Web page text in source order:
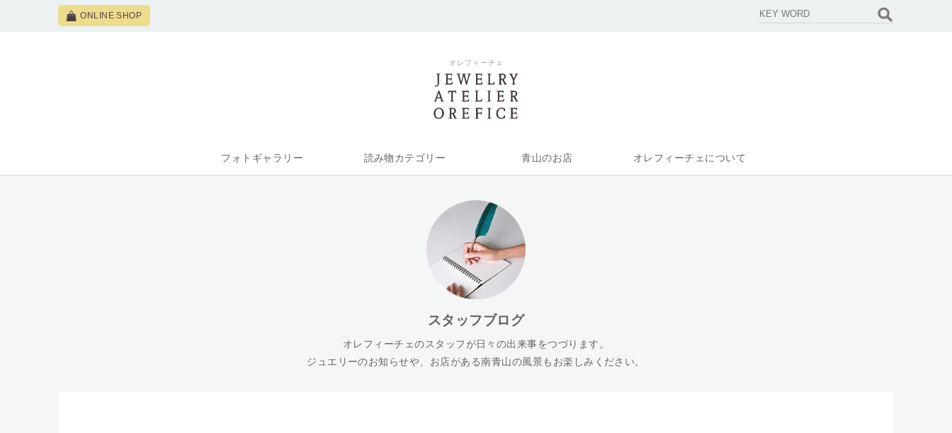
ONLINE SHOP
オレフィーチェ
フォトギャラリー 読み物カテゴリー 青山のお店 オレフィーチェについて
スタッフブログ
オレフィーチェのスタッフが日々の出来事をつづります。
ジュエリーのお知らせや、お店がある南青山の風景もお楽しみください。